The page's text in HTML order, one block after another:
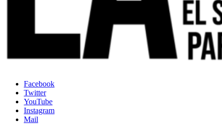
Facebook
Twitter
YouTube
Instagram
Mail